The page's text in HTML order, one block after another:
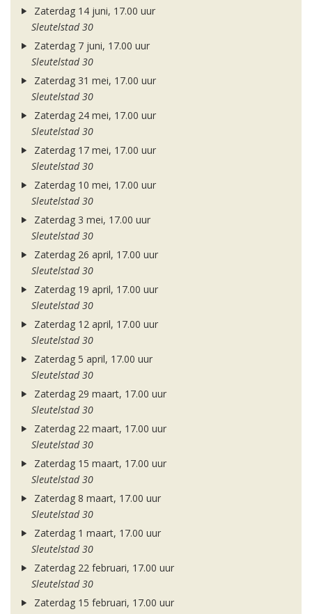
Zaterdag 14 juni, 17.00 uur
Sleutelstad 30
Zaterdag 7 juni, 17.00 uur
Sleutelstad 30
Zaterdag 31 mei, 17.00 uur
Sleutelstad 30
Zaterdag 24 mei, 17.00 uur
Sleutelstad 30
Zaterdag 17 mei, 17.00 uur
Sleutelstad 30
Zaterdag 10 mei, 17.00 uur
Sleutelstad 30
Zaterdag 3 mei, 17.00 uur
Sleutelstad 30
Zaterdag 26 april, 17.00 uur
Sleutelstad 30
Zaterdag 19 april, 17.00 uur
Sleutelstad 30
Zaterdag 12 april, 17.00 uur
Sleutelstad 30
Zaterdag 5 april, 17.00 uur
Sleutelstad 30
Zaterdag 29 maart, 17.00 uur
Sleutelstad 30
Zaterdag 22 maart, 17.00 uur
Sleutelstad 30
Zaterdag 15 maart, 17.00 uur
Sleutelstad 30
Zaterdag 8 maart, 17.00 uur
Sleutelstad 30
Zaterdag 1 maart, 17.00 uur
Sleutelstad 30
Zaterdag 22 februari, 17.00 uur
Sleutelstad 30
Zaterdag 15 februari, 17.00 uur